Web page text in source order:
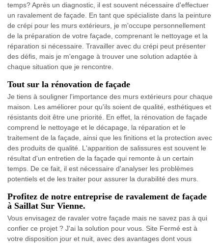
temps? Après un diagnostic, il est souvent nécessaire d'effectuer
un ravalement de façade. En tant que spécialiste dans la peinture
de crépi pour les murs extérieurs, je m'occupe personnellement
de la préparation de votre façade, comprenant le nettoyage et la
réparation si nécessaire. Travailler avec du crépi peut présenter
des défis, mais je m'engage à trouver une solution adaptée à
chaque situation que je rencontre.
Tout sur la rénovation de façade
Je tiens à souligner l'importance des murs extérieurs pour chaque
maison. Les améliorer pour qu'ils soient de qualité, esthétiques et
résistants doit être une priorité. En effet, la rénovation de façade
comprend le nettoyage et le décapage, la réparation et le
traitement de la façade, ainsi que les finitions et la protection avec
des produits de qualité. L'apparition de salissures est souvent le
résultat d'un entretien de la façade qui remonte à un certain
temps. De ce fait, il est nécessaire d'analyser les problèmes
potentiels et de les traiter pour assurer la durabilité des murs.
Profitez de notre entreprise de ravalement de façade
à Saillat Sur Vienne.
Vous envisagez de ravaler votre façade mais ne savez pas à qui
confier ce projet ? J'ai la solution pour vous. Site Fermé est à
votre disposition jour et nuit, avec des avantages dont vous